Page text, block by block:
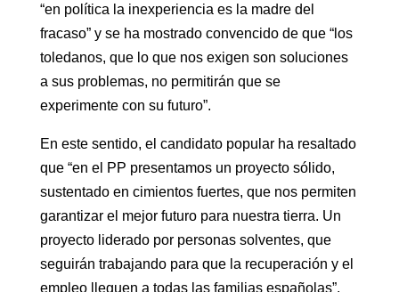
“en política la inexperiencia es la madre del
fracaso” y se ha mostrado convencido de que “los
toledanos, que lo que nos exigen son soluciones
a sus problemas, no permitirán que se
experimente con su futuro”.
En este sentido, el candidato popular ha resaltado
que “en el PP presentamos un proyecto sólido,
sustentado en cimientos fuertes, que nos permiten
garantizar el mejor futuro para nuestra tierra. Un
proyecto liderado por personas solventes, que
seguirán trabajando para que la recuperación y el
empleo lleguen a todas las familias españolas”.